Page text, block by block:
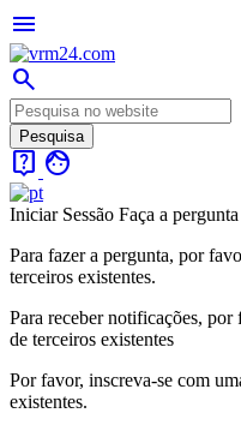
menu
search
live_help face
Iniciar Sessão Faça a pergunta
Para fazer a pergunta, por
terceiros existentes.
Para receber notificações, por
de terceiros existentes
Por favor, inscreva-se com
existentes.